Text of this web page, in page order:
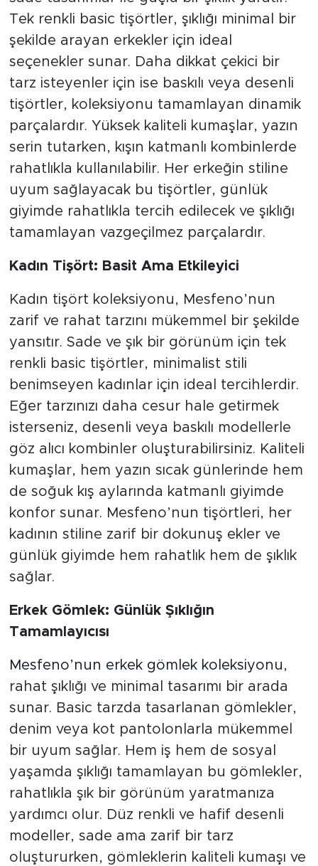
Tek renkli basic tişörtler, şıklığı minimal bir
şekilde arayan erkekler için ideal
seçenekler sunar. Daha dikkat çekici bir
tarz isteyenler için ise baskılı veya desenli
tişörtler, koleksiyonu tamamlayan dinamik
parçalardır. Yüksek kaliteli kumaşlar, yazın
serin tutarken, kışın katmanlı kombinlerde
rahatlıkla kullanılabilir. Her erkeğin stiline
uyum sağlayacak bu tişörtler, günlük
giyimde rahatlıkla tercih edilecek ve şıklığı
tamamlayan vazgeçilmez parçalardır.
Kadın Tişört: Basit Ama Etkileyici
Kadın tişört koleksiyonu, Mesfeno’nun
zarif ve rahat tarzını mükemmel bir şekilde
yansıtır. Sade ve şık bir görünüm için tek
renkli basic tişörtler, minimalist stili
benimseyen kadınlar için ideal tercihlerdir.
Eğer tarzınızı daha cesur hale getirmek
isterseniz, desenli veya baskılı modellerle
göz alıcı kombinler oluşturabilirsiniz. Kaliteli
kumaşlar, hem yazın sıcak günlerinde hem
de soğuk kış aylarında katmanlı giyimde
konfor sunar. Mesfeno’nun tişörtleri, her
kadının stiline zarif bir dokunuş ekler ve
günlük giyimde hem rahatlık hem de şıklık
sağlar.
Erkek Gömlek: Günlük Şıklığın
Tamamlayıcısı
Mesfeno’nun erkek gömlek koleksiyonu ,
rahat şıklığı ve minimal tasarımı bir arada
sunar. Basic tarzda tasarlanan gömlekler,
denim veya kot pantolonlarla mükemmel
bir uyum sağlar. Hem iş hem de sosyal
yaşamda şıklığı tamamlayan bu gömlekler,
rahatlıkla şık bir görünüm yaratmanıza
yardımcı olur. Düz renkli ve hafif desenli
modeller, sade ama zarif bir tarz
oluştururken, gömleklerin kaliteli kumaşı ve